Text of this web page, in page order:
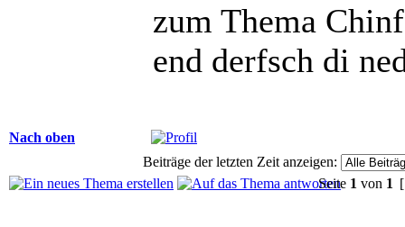
zum Thema
end derfsch di
Nach oben
Beiträge der letzten Zeit anzeigen:
Seite 1 von 1